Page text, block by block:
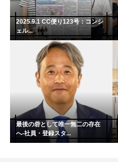
2025.9.1 CC便り123号：コンシ
ェル...
最後の砦として唯一無二の存在
へ-社員・登録スタ...